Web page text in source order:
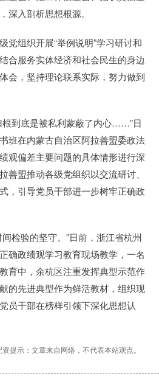
深入剖析思想根源。
党组织开展“举例说明”学习研讨和
合服务实体经济和社会民生的身边
会，坚持理论联系实际，努力做到
根到底是被私利蒙蔽了内心……”日
班在内蒙古自治区阿拉善盟委政法
观偏差主要问题的具体情形进行深
善盟推动各级党组织以交流研讨、
，引导党员干部进一步树牢正确政
检验的坚守。”日前，浙江省杭州
确政绩观学习教育现场教学，一名
育中，余杭区注重发挥典型示范作
的先进典型作为鲜活教材，组织现
员干部在榜样引领下深化思想认
资提示：文章来自网络，不代表本站观点。